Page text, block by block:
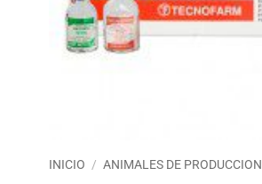
INICIO / ANIMALES DE PRODUCCION